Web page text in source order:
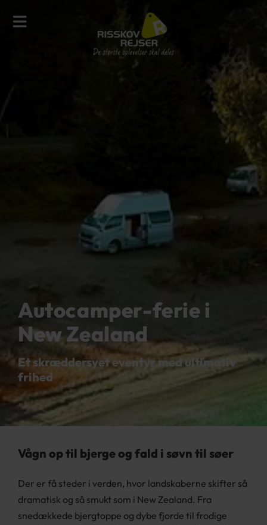
Autocamper-ferie i
New Zealand
Et skræddersyet eventyr med ultimativ
frihed
Vågn op til bjerge og fald i søvn til søer
Der er få steder i verden, hvor landskaberne skifter så
dramatisk og så smukt som i New Zealand. Fra
snedækkede bjergtoppe og dybe fjorde til frodige